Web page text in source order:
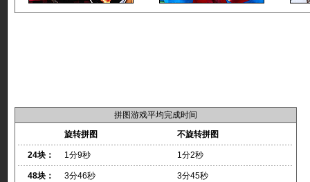
拼图游戏平均完成时间
旋转拼图
不旋转拼图
24块： 1分9秒 1分2秒
48块： 3分46秒 3分45秒